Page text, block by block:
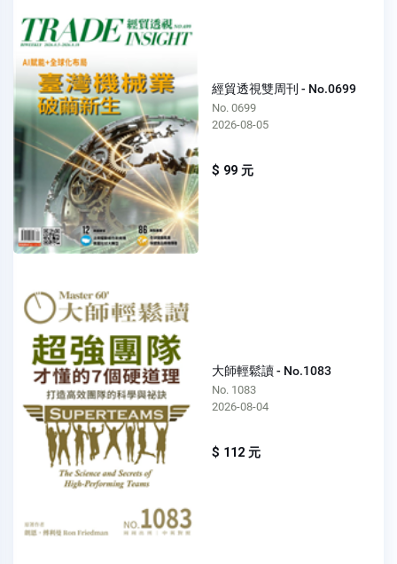
經貿透視雙周刊 - No.0699
No. 0699
2026-08-05
$ 99 元
大師輕鬆讀 - No.1083
No. 1083
2026-08-04
$ 112 元